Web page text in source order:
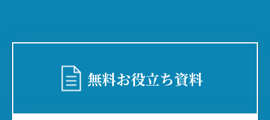
無料お役⽴ち資料